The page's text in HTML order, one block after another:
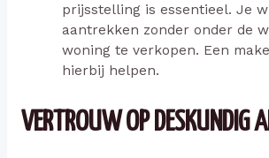
prijsstelling is essentieel. Je
aantrekken zonder onder de
woning te verkopen. Een
hierbij helpen.
VERTROUW OP DESKUNDIG